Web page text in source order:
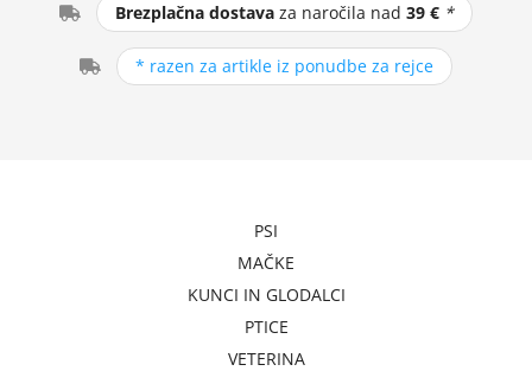
Brezplačna dostava za naročila nad39 € *
* razen za artikle iz ponudbe za rejce
PSI
MAČKE
KUNCI IN GLODALCI
PTICE
VETERINA